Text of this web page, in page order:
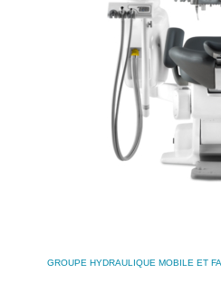
GROUPE HYDRAULIQUE MOBILE ET